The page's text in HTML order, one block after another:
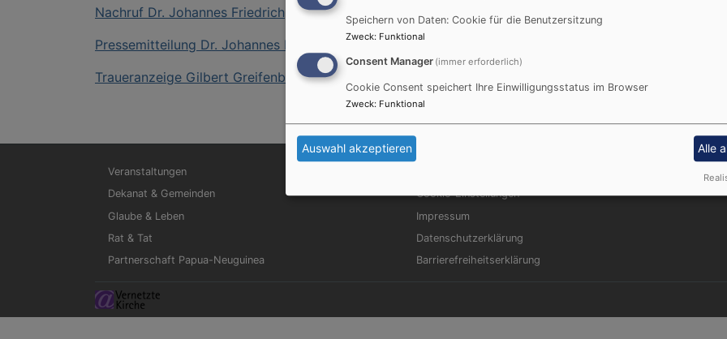
Nachruf Dr. Johannes Friedrich
Pressemitteilung Dr. Johannes Friedrich
Traueranzeige Gilbert Greifenberg
Hauptnavigation
Veranstaltungen
Dekanat & Gemeinden
Glaube & Leben
Rat & Tat
Partnerschaft Papua-Neuguinea
Fußbereichsmenü
Cookie-Einstellungen
Impressum
Datenschutzerklärung
Barrierefreiheitserklärung
Speichern von Daten: Cookie für die Benutzersitzung
Zweck: Funktional
Consent Manager (immer erforderlich)
Cookie Consent speichert Ihre Einwilligungsstatus im Browser
Zweck: Funktional
Auswahl akzeptieren Alle